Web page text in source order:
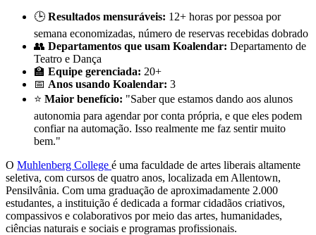
🕒 Resultados mensuráveis: 12+ horas por pessoa por
semana economizadas, número de reservas recebidas dobrado
👥 Departamentos que usam Koalendar: Departamento de
Teatro e Dança
🏫 Equipe gerenciada: 20+
📅 Anos usando Koalendar: 3
⭐ Maior benefício: "Saber que estamos dando aos alunos
autonomia para agendar por conta própria, e que eles podem
confiar na automação. Isso realmente me faz sentir muito
bem."
O Muhlenberg College é uma faculdade de artes liberais altamente
seletiva, com cursos de quatro anos, localizada em Allentown,
Pensilvânia. Com uma graduação de aproximadamente 2.000
estudantes, a instituição é dedicada a formar cidadãos criativos,
compassivos e colaborativos por meio das artes, humanidades,
ciências naturais e sociais e programas profissionais.